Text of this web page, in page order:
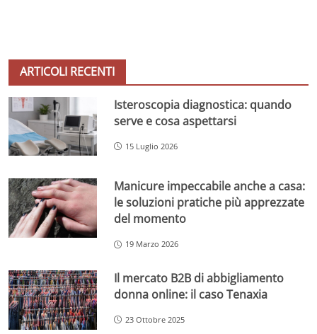
ARTICOLI RECENTI
Isteroscopia diagnostica: quando
serve e cosa aspettarsi
15 Luglio 2026
Manicure impeccabile anche a casa:
le soluzioni pratiche più apprezzate
del momento
19 Marzo 2026
Il mercato B2B di abbigliamento
donna online: il caso Tenaxia
23 Ottobre 2025